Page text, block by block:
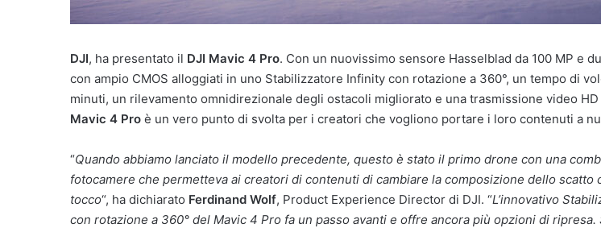
DJI, ha presentato il DJI Mavic 4 Pro. Con un nuovissimo sensore Hasselblad da 100 MP e
con ampio CMOS alloggiati in uno Stabilizzatore Infinity con rotazione a 360°, un tempo di
minuti, un rilevamento omnidirezionale degli ostacoli migliorato e una trasmissione video HD
Mavic 4 Pro è un vero punto di svolta per i creatori che vogliono portare i loro contenuti a
“Quando abbiamo lanciato il modello precedente, questo è stato il primo drone con una
fotocamere che permetteva ai creatori di contenuti di cambiare la composizione dello scatto
tocco“, ha dichiarato Ferdinand Wolf, Product Experience Director di DJI. “L’innovativo
con rotazione a 360° del Mavic 4 Pro fa un passo avanti e offre ancora più opzioni di ripresa.